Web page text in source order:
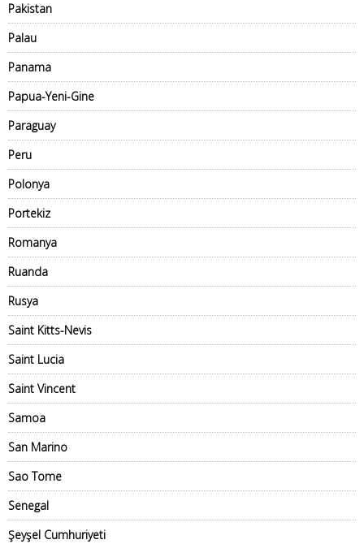
Pakistan
Palau
Panama
Papua-Yeni-Gine
Paraguay
Peru
Polonya
Portekiz
Romanya
Ruanda
Rusya
Saint Kitts-Nevis
Saint Lucia
Saint Vincent
Samoa
San Marino
Sao Tome
Senegal
Şeyşel Cumhuriyeti